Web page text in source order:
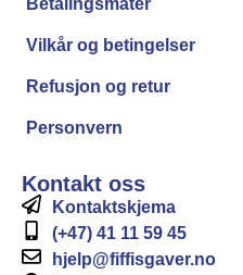
Betalingsmåter
Vilkår og betingelser
Refusjon og retur
Personvern
Kontakt oss
Kontaktskjema
(+47) 41 11 59 45
hjelp@fiffisgaver.no